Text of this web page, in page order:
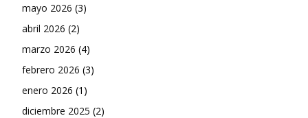
mayo 2026 (3)
abril 2026 (2)
marzo 2026 (4)
febrero 2026 (3)
enero 2026 (1)
diciembre 2025 (2)